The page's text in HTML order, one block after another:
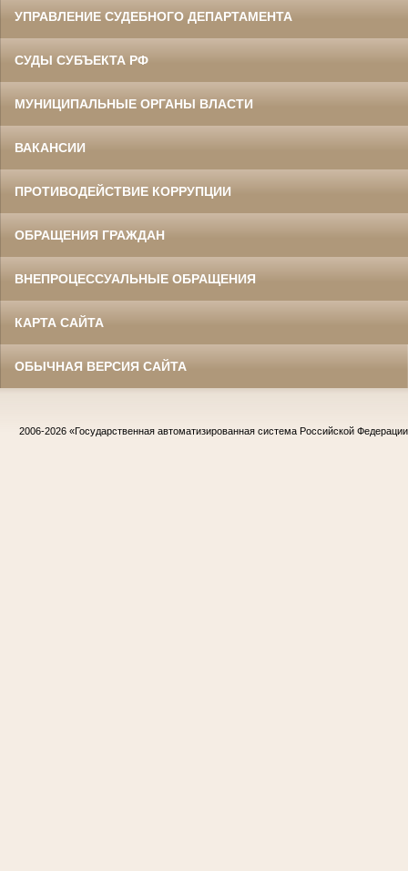
УПРАВЛЕНИЕ СУДЕБНОГО ДЕПАРТАМЕНТА
СУДЫ СУБЪЕКТА РФ
МУНИЦИПАЛЬНЫЕ ОРГАНЫ ВЛАСТИ
ВАКАНСИИ
ПРОТИВОДЕЙСТВИЕ КОРРУПЦИИ
ОБРАЩЕНИЯ ГРАЖДАН
ВНЕПРОЦЕССУАЛЬНЫЕ ОБРАЩЕНИЯ
КАРТА САЙТА
ОБЫЧНАЯ ВЕРСИЯ САЙТА
2006-2026 «Государственная автоматизированная система Российской